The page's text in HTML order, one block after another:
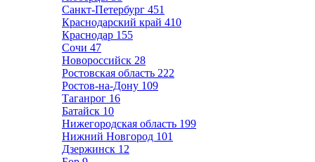
Санкт-Петербург 451
Краснодарский край 410
Краснодар 155
Сочи 47
Новороссийск 28
Ростовская область 222
Ростов-на-Дону 109
Таганрог 16
Батайск 10
Нижегородская область 199
Нижний Новгород 101
Дзержинск 12